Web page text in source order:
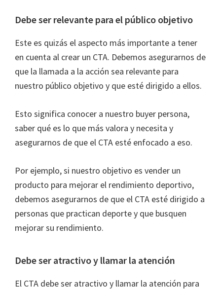
Debe ser relevante para el público objetivo
Este es quizás el aspecto más importante a tener
en cuenta al crear un CTA. Debemos asegurarnos de
que la llamada a la acción sea relevante para
nuestro público objetivo y que esté dirigido a ellos.
Esto significa conocer a nuestro buyer persona,
saber qué es lo que más valora y necesita y
asegurarnos de que el CTA esté enfocado a eso.
Por ejemplo, si nuestro objetivo es vender un
producto para mejorar el rendimiento deportivo,
debemos asegurarnos de que el CTA esté dirigido a
personas que practican deporte y que busquen
mejorar su rendimiento.
Debe ser atractivo y llamar la atención
El CTA debe ser atractivo y llamar la atención para